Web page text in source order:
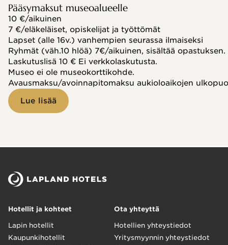
Pääsymaksut museoalueelle
10 €/aikuinen
7 €/eläkeläiset, opiskelijat ja työttömät
Lapset (alle 16v.) vanhempien seurassa ilmaiseksi
Ryhmät (väh.10 hlöä) 7€/aikuinen, sisältää
Laskutuslisä 10 € Ei verkkolaskutusta.
Museo ei ole museokorttikohde.
Avausmaksu/avoinnapitomaksu aukioloaikojen
Lue lisää
Hotellit ja kohteet
Lapin hotellit
Kaupunkihotellit
Ota yhteyttä
Hotellien yhteystiedot
Yritysmyynnin yhteystiedot